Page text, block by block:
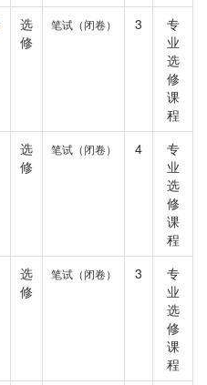
选
修
笔试（闭卷） 3
专
业
选
修
课
程
选
修
笔试（闭卷） 4
专
业
选
修
课
程
选
修
笔试（闭卷） 3
专
业
选
修
课
程